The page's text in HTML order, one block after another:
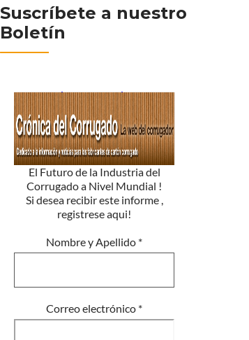
Suscríbete a nuestro
Boletín
El Futuro de la Industria del
Corrugado a Nivel Mundial !
Si desea recibir este informe ,
registrese aqui!
Nombre y Apellido *
Correo electrónico *